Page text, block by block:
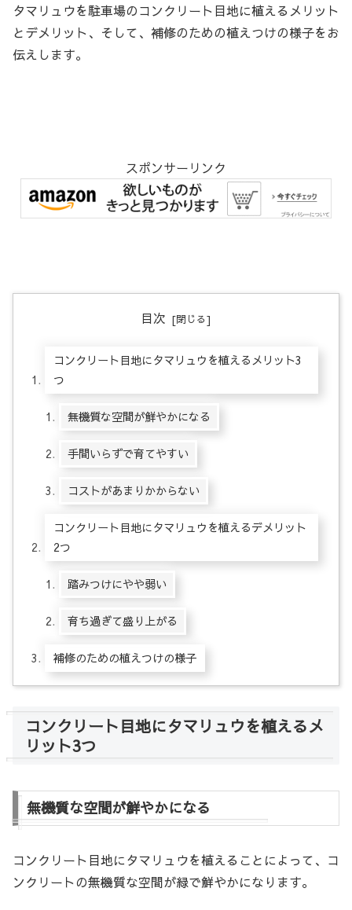
タマリュウを駐車場のコンクリート目地に植えるメリット
とデメリット、そして、補修のための植えつけの様子をお
伝えします。
スポンサーリンク
目次
コンクリート目地にタマリュウを植えるメリット3
つ
無機質な空間が鮮やかになる
手間いらずで育てやすい
コストがあまりかからない
コンクリート目地にタマリュウを植えるデメリット
2つ
踏みつけにやや弱い
育ち過ぎて盛り上がる
補修のための植えつけの様子
コンクリート目地にタマリュウを植えるメ
リット3つ
無機質な空間が鮮やかになる
コンクリート目地にタマリュウを植えることによって、コ
ンクリートの無機質な空間が緑で鮮やかになります。